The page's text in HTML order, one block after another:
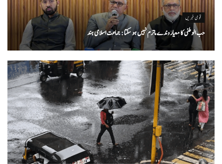
قومی خبریں
حب الوطنی کا معیار وندے ماترم نہیں ہو سکتا : جماعت اسلامی ہند